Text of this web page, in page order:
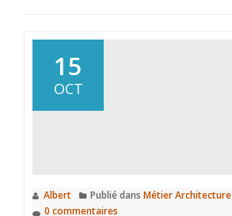
15
OCT
Albert Publié dans Métier Architecture
0 commentaires